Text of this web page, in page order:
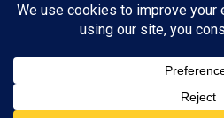
IMPRESSUM